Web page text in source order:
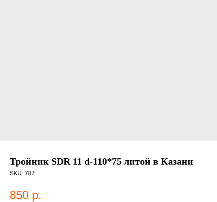
Тройник SDR 11 d-110*75 литой в Казани
SKU: 787
850 р.